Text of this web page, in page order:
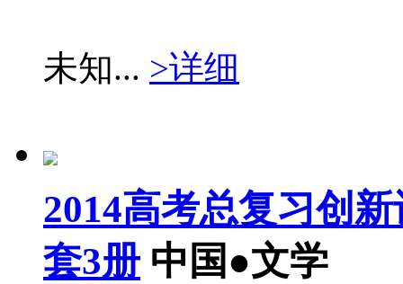
未知... >详细
2014高考总复习创
套3册 中国●文学